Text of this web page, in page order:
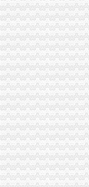
农民朋友送锦旗感谢南岸局
长寿局扶持库区移民安置促
全国工商行政管理局长会议
合川局重庆代办营业执照签
经开区局重庆代办营业执照
巫山局积开展五项检查优化“
璧山局渝中区代办营业执照
南岸局五项措施加种子市重
璧山局开展劳动力市重庆代
奉节县工商局明确要求落实
丰都局围绕“消费与环境”重
大渡口区工商分局渝中区代
石柱县工商局六项措施加种
渝中区局重庆代办公司圆满
北碚局三项措施化“两会”重
璧山局拟从三个步骤积开展
黔江局“四套”重庆代办公司
綦江局全力旱救灾 确保市渝